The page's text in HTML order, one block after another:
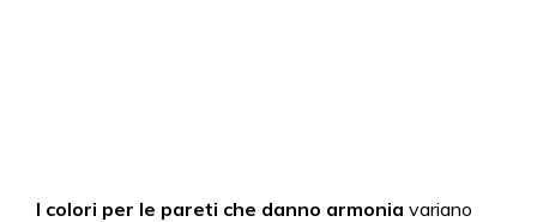
I colori per le pareti che danno armonia variano